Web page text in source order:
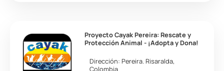
Proyecto Cayak Pereira: Rescate y
Protección Animal - ¡Adopta y Dona!
Dirección: Pereira. Risaralda,
Colombia